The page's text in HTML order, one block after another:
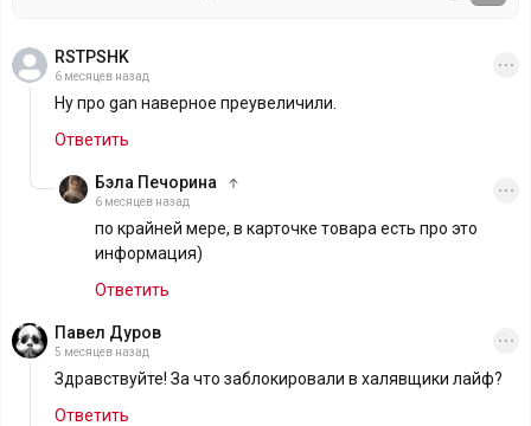
RSTPSHK
6 месяцев назад
Ну про gan наверное преувеличили.
Ответить
Бэла Печорина
6 месяцев назад
по крайней мере, в карточке товара есть про это
информация)
Ответить
Павел Дуров
5 месяцев назад
Здравствуйте! За что заблокировали в халявщики лайф?
Ответить